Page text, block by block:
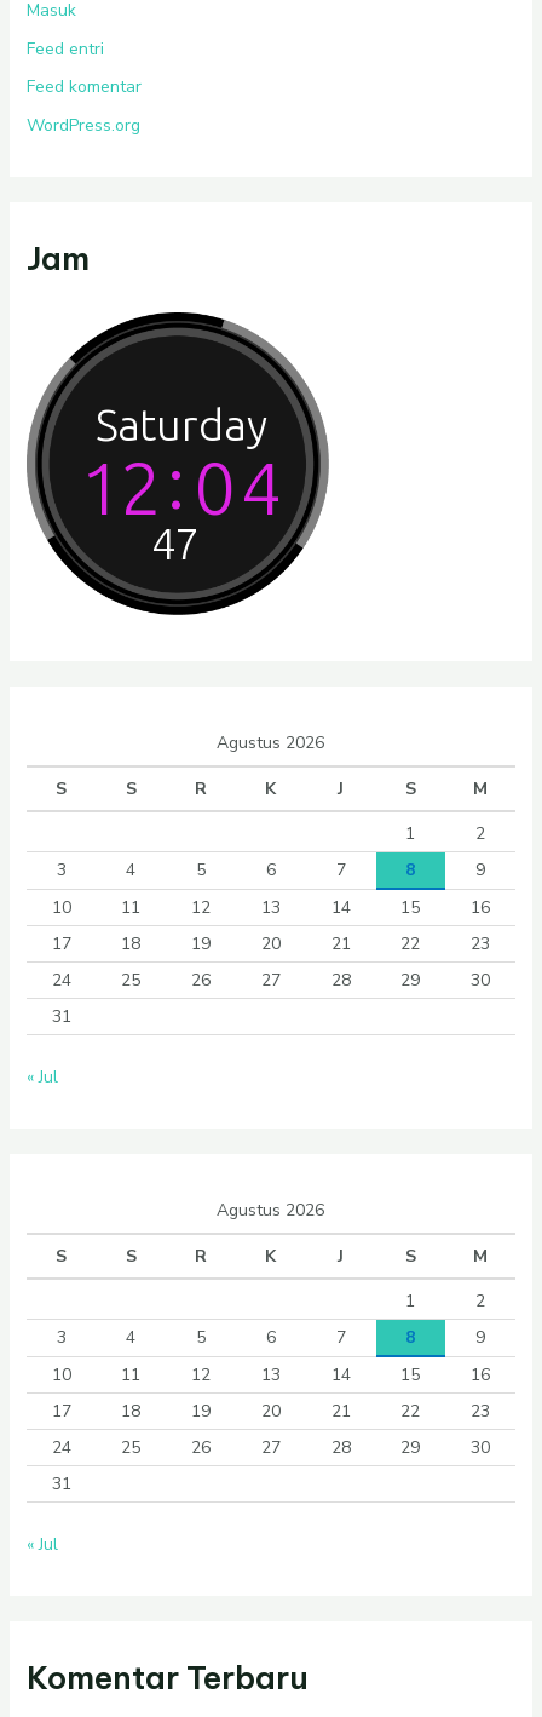
Masuk
Feed entri
Feed komentar
WordPress.org
Jam
Agustus 2026
S
S R K J S
M
1
2
3
4 5 6 7 8
9
10
11 12 13 14 15
16
17
18 19 20 21 22
23
24
25 26 27 28 29
30
31
« Jul
Agustus 2026
S
S R K J S
M
1
2
3
4 5 6 7 8
9
10
11 12 13 14 15
16
17
18 19 20 21 22
23
24
25 26 27 28 29
30
31
« Jul
Komentar Terbaru